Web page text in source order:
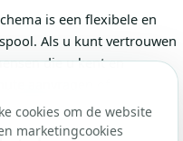
is een flexibele en
Als u kunt vertrouwen
die u kent en
aanvragen of
cookies om de website
marketingcookies